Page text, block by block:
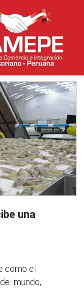
una
como el
mundo,